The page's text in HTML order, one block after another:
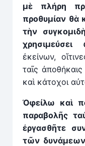
μὲ πλήρη
προθυμίαν θὰ
τὴν
ἐκείνων,
ταῖς
καὶ κάτοχοι
Ὀφείλω καὶ
παραβολῆς
ἐργασθῆτε
τῶν δυνάμεων